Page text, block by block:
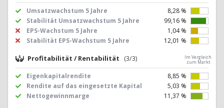
Umsatzwachstum 5 Jahre
8,28 %
Stabilität Umsatzwachstum 5 Jahre
99,16 %
EPS-Wachstum 5 Jahre
1,04 %
Stabilität EPS-Wachstum 5 Jahre
12,01 %
Profitabilität / Rentabilität (3/3)
Im Vergleich
zum Markt
Eigenkapitalrendite
8,85 %
Rendite auf das eingesetzte Kapital
5,03 %
Nettogewinnmarge
11,37 %